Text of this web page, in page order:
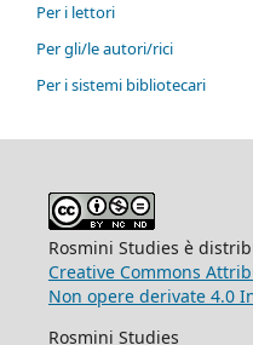
Per i lettori
Per gli/le autori/rici
Per i sistemi bibliotecari
Rosmini Studies è
Creative Commons
Non opere derivate 4.0
Rosmini Studies